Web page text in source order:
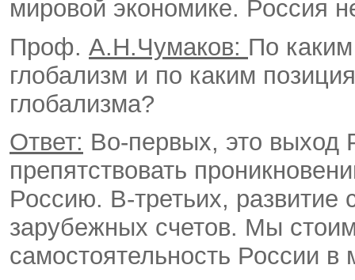
мировой экономике. Россия
Проф. А.Н.Чумаков: По
глобализм и по каким
глобализма?
Ответ: Во-первых, это выход
препятствовать
Россию. В-третьих, развитие
зарубежных счетов. Мы
самостоятельность России в